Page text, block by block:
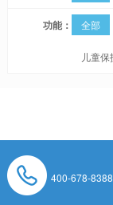
功能： 全部
儿童保
400-678-8388